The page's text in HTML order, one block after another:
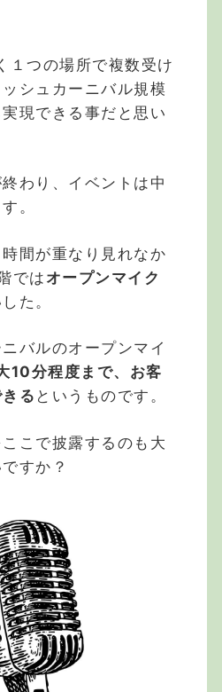
１つの場所で複数受け
シュカーニバル規模
現できる事だと思い
わり、イベントは中
。
間が重なり見れなか
ではオープンマイク
た。
バルのオープンマイ
10分程度まで、お客
る というものです。
こで披露するのも大
すか？